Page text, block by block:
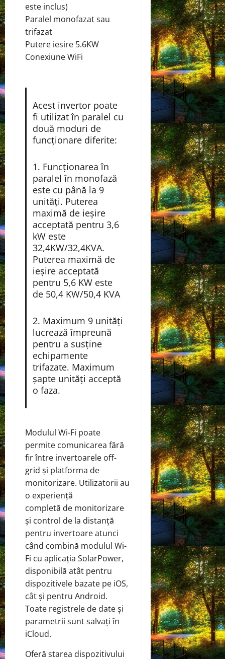
este inclus)
Paralel monofazat sau
trifazat
Putere iesire 5.6KW
Conexiune WiFi
Acest invertor poate
fi utilizat în paralel cu
două moduri de
funcționare diferite:
1. Funcționarea în
paralel în monofază
este cu până la 9
unități. Puterea
maximă de ieșire
acceptată pentru 3,6
kW este
32,4KW/32,4KVA.
Puterea maximă de
ieșire acceptată
pentru 5,6 KW este
de 50,4 KW/50,4 KVA
2. Maximum 9 unități
lucrează împreună
pentru a susține
echipamente
trifazate. Maximum
șapte unități acceptă
o faza.
Modulul Wi-Fi poate
permite comunicarea fără
fir între invertoarele off-
grid și platforma de
monitorizare. Utilizatorii au
o experiență
completă de monitorizare
și control de la distanță
pentru invertoare atunci
când combină modulul Wi-
Fi cu aplicația SolarPower,
disponibilă atât pentru
dispozitivele bazate pe iOS,
cât și pentru Android.
Toate registrele de date și
parametrii sunt salvați în
iCloud.
Oferă starea dispozitivului